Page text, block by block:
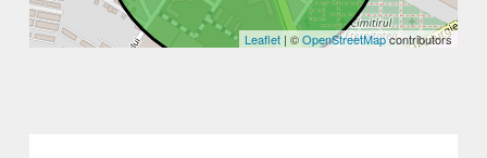
Leaflet | ©OpenStreetMapcontributors